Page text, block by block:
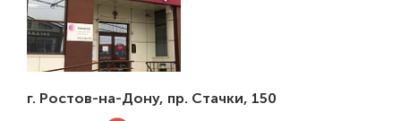
г. Ростов-на-Дону, пр. Стачки, 150